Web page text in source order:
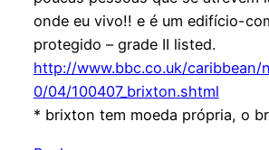
onde eu vivo!! e é um edifício-
protegido – grade II listed.
http://www.bbc.co.uk/caribbean/
0/04/100407_brixton.shtml
* brixton tem moeda própria, o